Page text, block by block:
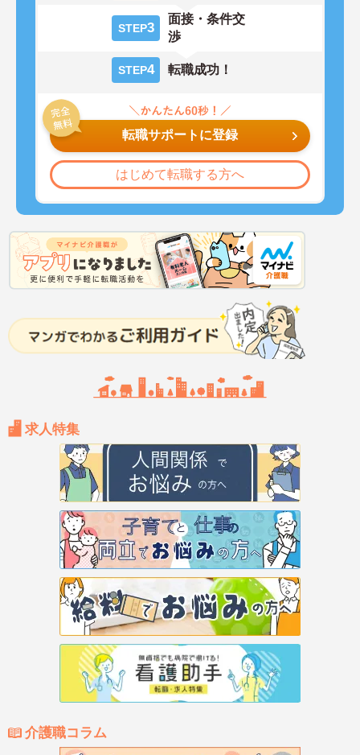
STEP3
面接・条件交
渉
STEP4 転職成功！
転職サポートに登録
はじめて転職する方へ
求人特集
介護職コラム